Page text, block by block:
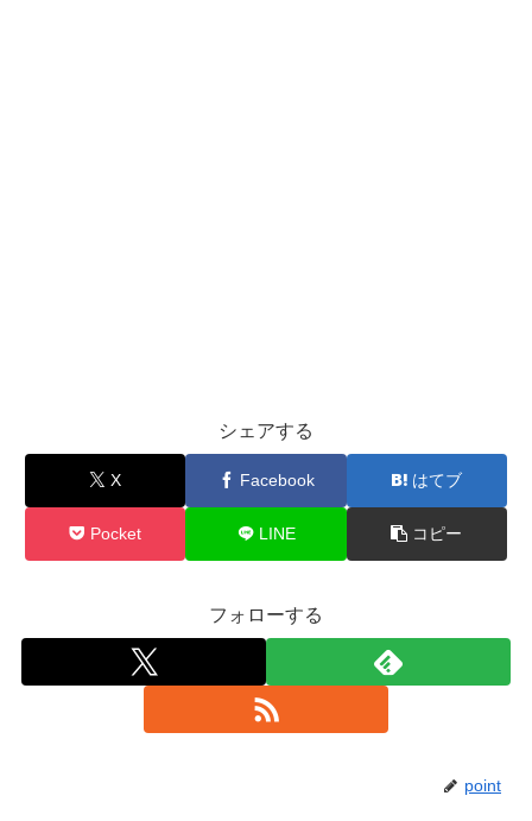
シェアする
X Facebook はてブ
Pocket LINE コピー
フォローする
point